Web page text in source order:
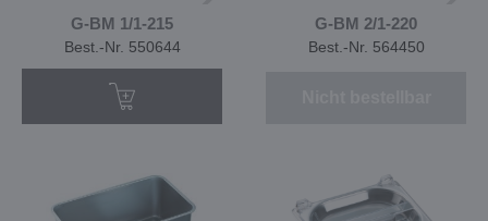
G-BM 1/1-215
Best.-Nr. 550644
G-BM 2/1-220
Best.-Nr. 564450